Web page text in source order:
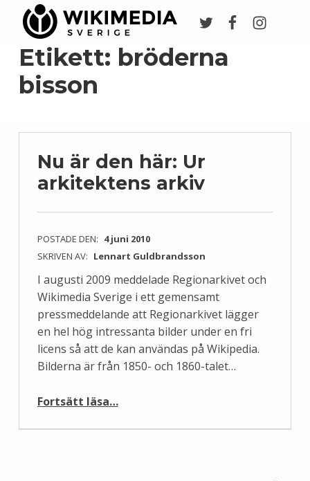
Etikett: bröderna
bisson
Nu är den här: Ur
arkitektens arkiv
POSTADE DEN: 4 juni 2010
SKRIVEN AV: Lennart Guldbrandsson
I augusti 2009 meddelade Regionarkivet och
Wikimedia Sverige i ett gemensamt
pressmeddelande att Regionarkivet lägger
en hel hög intressanta bilder under en fri
licens så att de kan användas på Wikipedia.
Bilderna är från 1850- och 1860-talet…
Fortsätt läsa“Nu är den här: Ur arkitektens arkiv”
…